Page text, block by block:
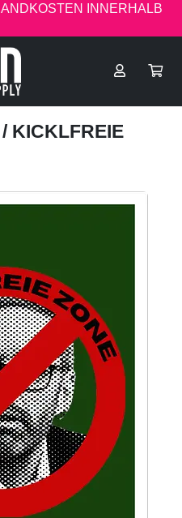
INNERHALB
/ KICKLFREIE